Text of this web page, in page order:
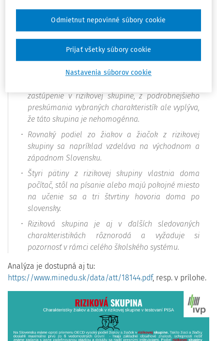
vyšší aj v porovnaní s Českom, Maďarskom a
Poľskom.
Podiel tejto skupiny na Slovensku stúpa - vzrástol
Žiaci a žiačky s nízkym socioekonomickým
zastúpenie v rizikovej skupine, z podrobnejšieho
preskúmania vybraných charakteristík ale vyplýva,
že táto skupina je nehomogénna.
Rovnaký podiel zo žiakov a žiačok z rizikovej
skupiny sa napríklad vzdeláva na východnom a
západnom Slovensku.
Štyri pätiny z rizikovej skupiny vlastnia doma
počítač, stôl na písanie alebo majú pokojné miesto
na učenie sa a tri štvrtiny hovoria doma po
slovensky.
Riziková skupina je aj v ďalších sledovaných
charakteristikách rôznorodá a vyžaduje si
pozornosť v rámci celého školského systému.
Analýza je dostupná aj tu:
https://www.minedu.sk/data/att/18144.pdf, resp. v prílohe.
Nastavenia súborov cookie
Odmietnut nepovinné súbory cookie
Prijať všetky súbory cookie